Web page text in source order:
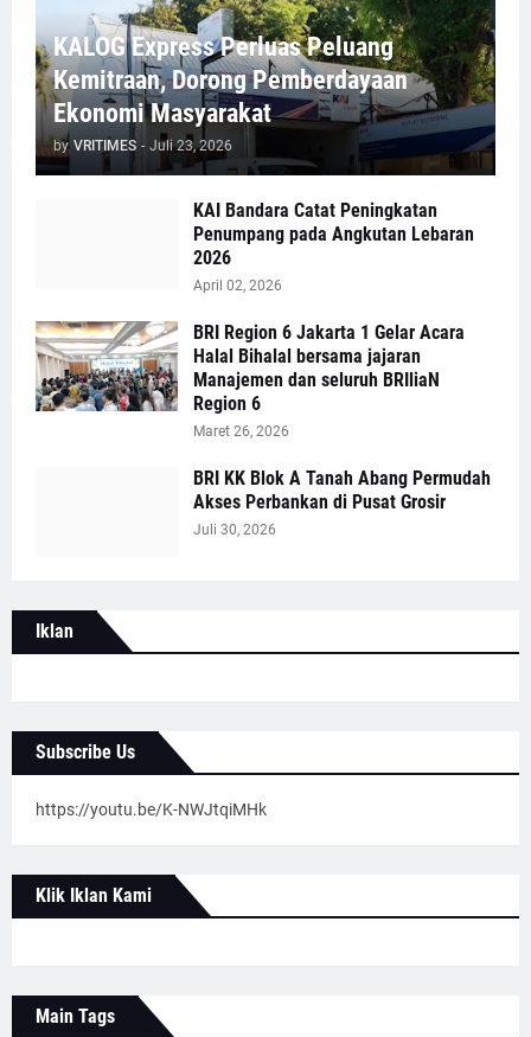
KALOG Express Perluas Peluang
Kemitraan, Dorong Pemberdayaan
Ekonomi Masyarakat
by VRITIMES - Juli 23, 2026
KAI Bandara Catat Peningkatan
Penumpang pada Angkutan Lebaran
2026
April 02, 2026
BRI Region 6 Jakarta 1 Gelar Acara
Halal Bihalal bersama jajaran
Manajemen dan seluruh BRIliaN
Region 6
Maret 26, 2026
BRI KK Blok A Tanah Abang Permudah
Akses Perbankan di Pusat Grosir
Juli 30, 2026
Iklan
Subscribe Us
https://youtu.be/K-NWJtqiMHk
Klik Iklan Kami
Main Tags